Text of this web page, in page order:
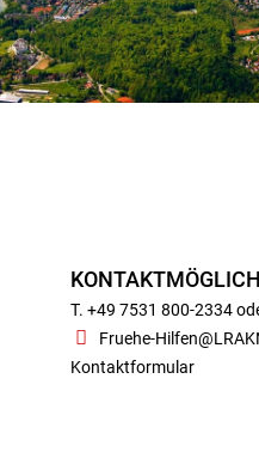
T. +49 7531 800-2334
Fruehe-
Kontaktformular